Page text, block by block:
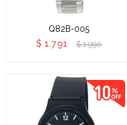
Q82B-005
$ 1.791 $ 1.990